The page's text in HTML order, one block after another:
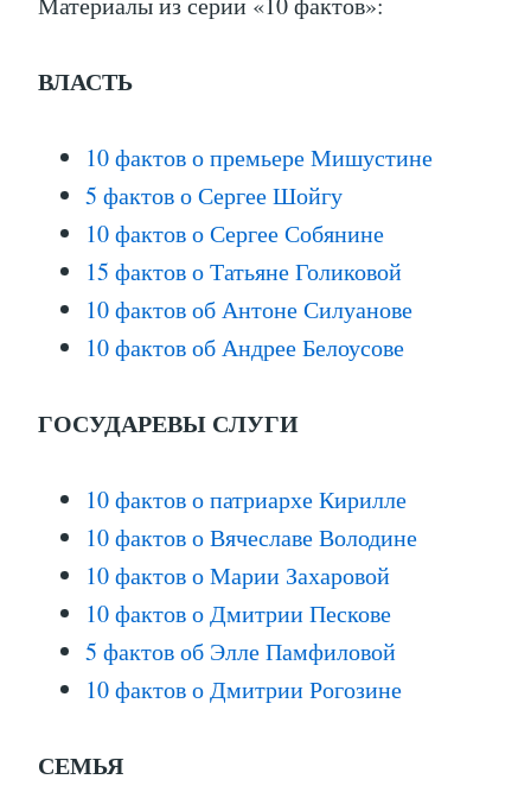
ВЛАСТЬ
10 фактов о премьере Мишустине
5 фактов о Сергее Шойгу
10 фактов о Сергее Собянине
15 фактов о Татьяне Голиковой
10 фактов об Антоне Силуанове
10 фактов об Андрее Белоусове
ГОСУДАРЕВЫ СЛУГИ
10 фактов о патриархе Кирилле
10 фактов о Вячеславе Володине
10 фактов о Марии Захаровой
10 фактов о Дмитрии Пескове
5 фактов об Элле Памфиловой
10 фактов о Дмитрии Рогозине
СЕМЬЯ